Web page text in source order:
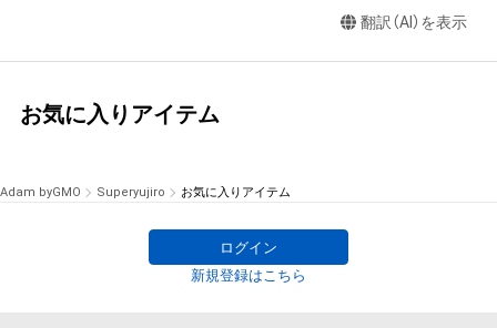
翻訳（AI）を表示
お気に入りアイテム
Adam byGMO Superyujiro お気に入りアイテム
ログイン
新規登録はこちら